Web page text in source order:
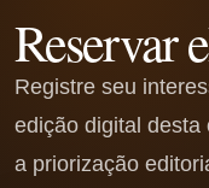
Reservar
Registre seu
edição digital desta
a priorização